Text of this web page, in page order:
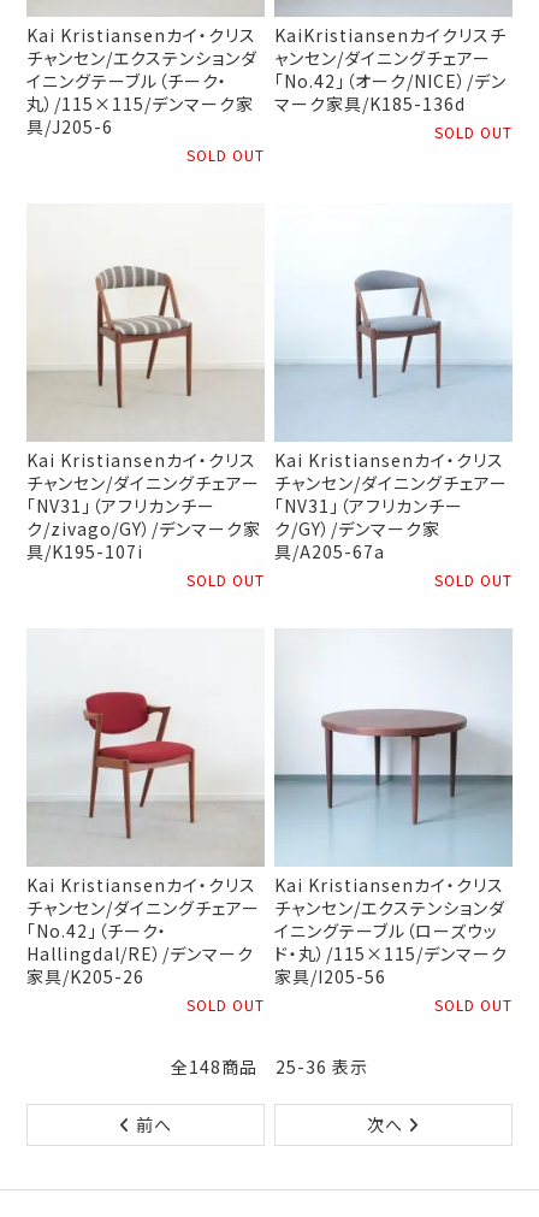
Kai Kristiansenカイ・クリス
チャンセン/エクステンションダ
イニングテーブル（チーク・
丸）/115×115/デンマーク家
具/J205-6
SOLD OUT
KaiKristiansenカイクリスチ
ャンセン/ダイニングチェアー
「No.42」（オーク/NICE）/デン
マーク家具/K185-136d
SOLD OUT
Kai Kristiansenカイ・クリス
チャンセン/ダイニングチェアー
「NV31」（アフリカンチー
ク/zivago/GY）/デンマーク家
具/K195-107i
SOLD OUT
Kai Kristiansenカイ・クリス
チャンセン/ダイニングチェアー
「NV31」（アフリカンチー
ク/GY）/デンマーク家
具/A205-67a
SOLD OUT
Kai Kristiansenカイ・クリス
チャンセン/ダイニングチェアー
「No.42」（チーク・
Hallingdal/RE）/デンマーク
家具/K205-26
SOLD OUT
Kai Kristiansenカイ・クリス
チャンセン/エクステンションダ
イニングテーブル（ローズウッ
ド・丸）/115×115/デンマーク
家具/I205-56
SOLD OUT
全148商品 25-36 表示
前へ 次へ